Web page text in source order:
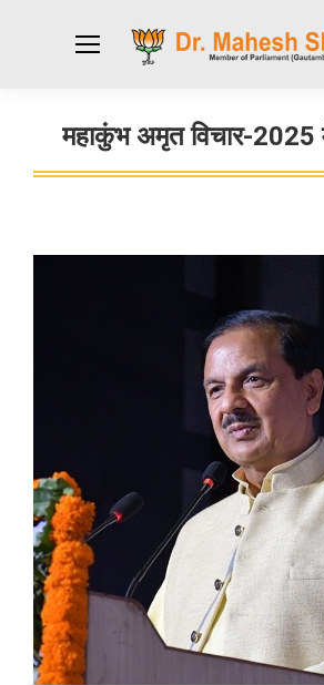
महाकुंभ अमृत विचार-2025
You are